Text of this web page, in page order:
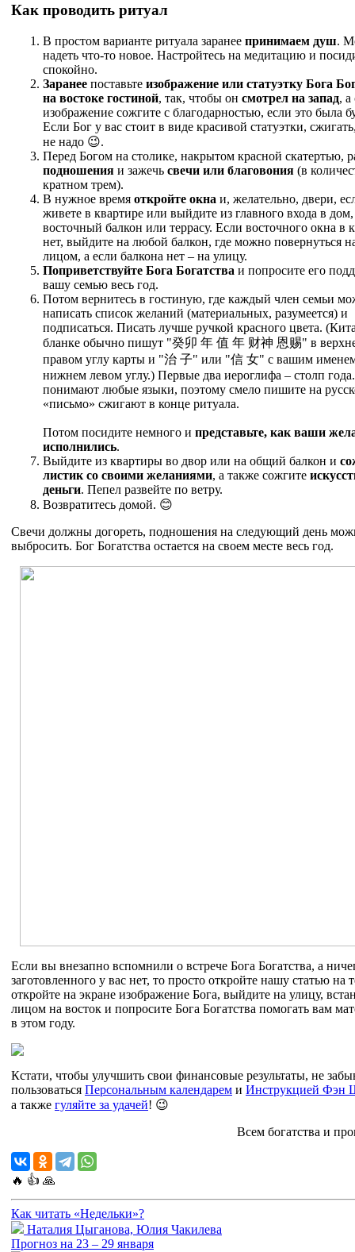
Как проводить ритуал
В простом варианте ритуала заранее принимаем душ.
надеть что-то новое. Настройтесь на медитацию и
спокойно.
Заранее поставьте изображение или статуэтку Бога
на востоке гостиной, так, чтобы он смотрел на запад, а
изображение сожгите с благодарностью, если это была
Если Бог у вас стоит в виде красивой статуэтки,
не надо 😉.
Перед Богом на столике, накрытом красной скатертью,
подношения и зажечь свечи или благовония (в
кратном трем).
В нужное время откройте окна и, желательно, двери,
живете в квартире или выйдите из главного входа в
восточный балкон или террасу. Если восточного окна в
нет, выйдите на любой балкон, где можно повернуться
лицом, а если балкона нет – на улицу.
Поприветствуйте Бога Богатства и попросите его
вашу семью весь год.
Потом вернитесь в гостиную, где каждый член семьи
написать список желаний (материальных, разумеется) и
подписаться. Писать лучше ручкой красного цвета.
бланке обычно пишут "癸卯 年 值 年 财神 恩赐" в
правом углу карты и "治 子" или "信 女" с вашим
нижнем левом углу.) Первые два иероглифа – столп
понимают любые языки, поэтому смело пишите на
«письмо» сжигают в конце ритуала.
Потом посидите немного и представьте, как ваши
исполнились.
Выйдите из квартиры во двор или на общий балкон и
листик со своими желаниями, а также сожгите
деньги. Пепел развейте по ветру.
Возвратитесь домой. 😊
Свечи должны догореть, подношения на следующий день
выбросить. Бог Богатства остается на своем месте весь год.
Если вы внезапно вспомнили о встрече Бога Богатства, а
заготовленного у вас нет, то просто откройте нашу статью на
откройте на экране изображение Бога, выйдите на улицу,
лицом на восток и попросите Бога Богатства помогать вам
в этом году.
Кстати, чтобы улучшить свои финансовые результаты, не
пользоваться Персональным календарем и Инструкцией Фэн
а также гуляйте за удачей! 😉
Всем богатства и
🔥 👍 🙏
Как читать «Недельки»?
Наталия Цыганова, Юлия Чакилева
Прогноз на 23 – 29 января